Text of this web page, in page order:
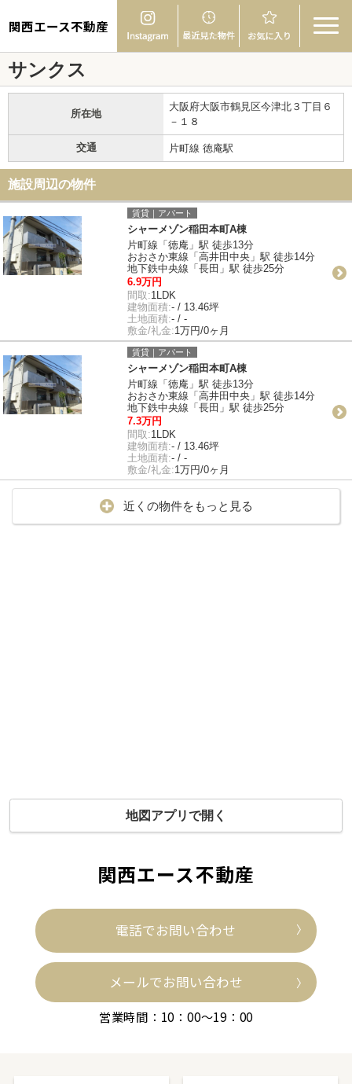
関西エース不動産
サンクス
所在地
大阪府大阪市鶴見区今津北３丁目６
－１８
交通 片町線 徳庵駅
施設周辺の物件
賃貸｜アパート
シャーメゾン稲田本町A棟
片町線「徳庵」駅 徒歩13分
おおさか東線「高井田中央」駅 徒歩14分
地下鉄中央線「長田」駅 徒歩25分
6.9万円
間取:1LDK
建物面積:- / 13.46坪
土地面積:- / -
敷金/礼金:1万円/0ヶ月
賃貸｜アパート
シャーメゾン稲田本町A棟
片町線「徳庵」駅 徒歩13分
おおさか東線「高井田中央」駅 徒歩14分
地下鉄中央線「長田」駅 徒歩25分
7.3万円
間取:1LDK
建物面積:- / 13.46坪
土地面積:- / -
敷金/礼金:1万円/0ヶ月
近くの物件をもっと見る
地図アプリで開く
関西エース不動産
電話でお問い合わせ
メールでお問い合わせ
営業時間：10：00～19：00